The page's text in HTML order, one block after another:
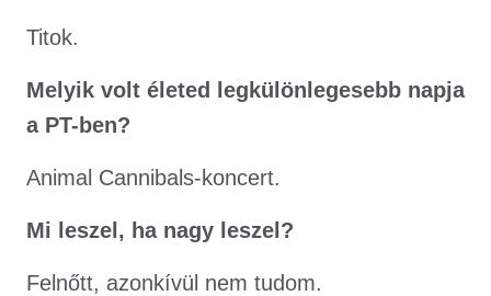
Titok.
Melyik volt életed legkülönlegesebb napja
a PT-ben?
Animal Cannibals-koncert.
Mi leszel, ha nagy leszel?
Felnőtt, azonkívül nem tudom.